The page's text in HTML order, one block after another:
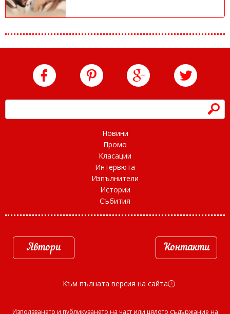
h
Новини
Промо
Класации
Интервюта
Изпълнители
Истории
Събития
Автори Контакти
Към пълната версия на сайта d
Използването и публикуването на част или цялото съдържание на